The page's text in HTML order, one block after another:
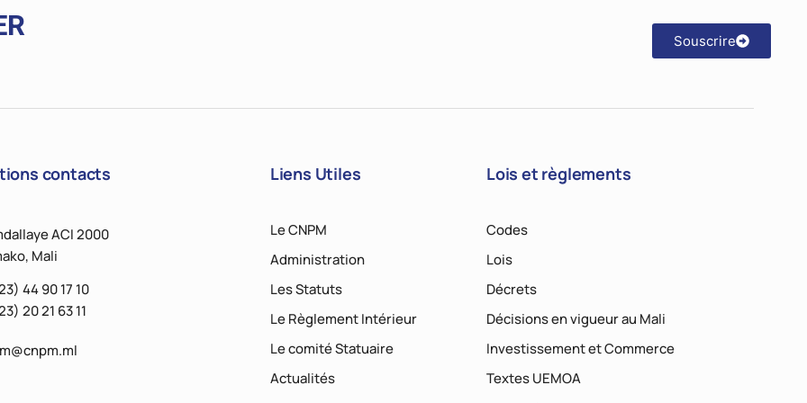
Souscrire
contacts
ACI 2000
Mali
44 90 17 10
20 21 63 11
Liens Utiles
Le CNPM
Administration
Les Statuts
Le Règlement Intérieur
Le comité Statuaire
Actualités
Lois et règlements
Codes
Lois
Décrets
Décisions en vigueur au Mali
Investissement et Commerce
Textes UEMOA